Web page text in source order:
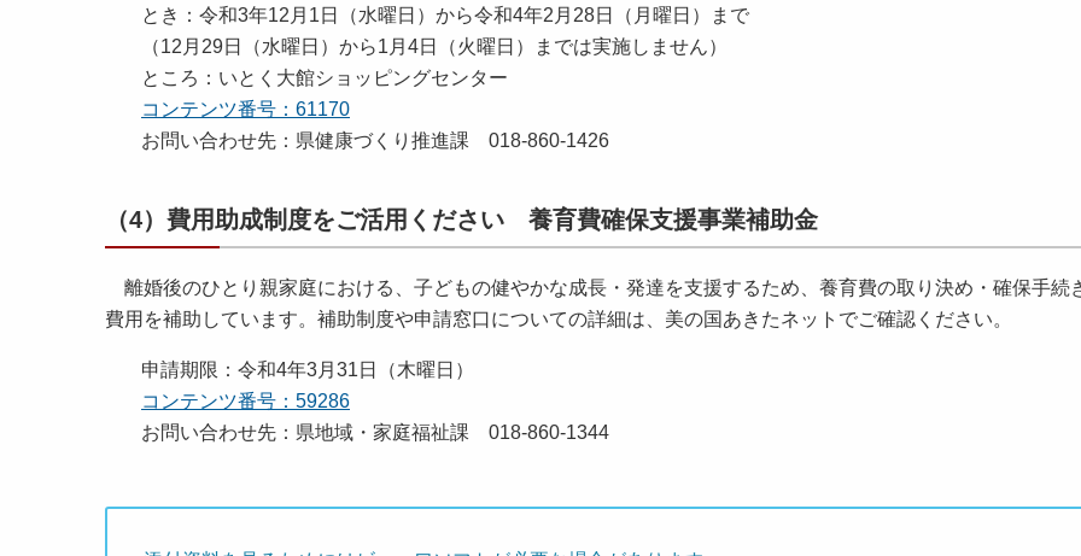
とき：令和3年12月1日（水曜日）から令和4年2月28日（月曜日）まで
（12月29日（水曜日）から1月4日（火曜日）までは実施しません）
ところ：いとく大館ショッピングセンター
コンテンツ番号：61170
お問い合わせ先：県健康づくり推進課 018-860-1426
（4）費用助成制度をご活用ください 養育費確保支援事業補助金
離婚後のひとり親家庭における、子どもの健やかな成長・発達を支援するため、養育費の取り決め・確保手続
費用を補助しています。補助制度や申請窓口についての詳細は、美の国あきたネットでご確認ください。
申請期限：令和4年3月31日（木曜日）
コンテンツ番号：59286
お問い合わせ先：県地域・家庭福祉課 018-860-1344